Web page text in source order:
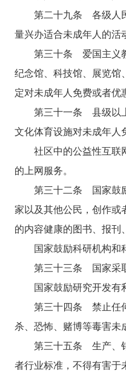
第二十九条 各级人民
量兴办适合未成年人的活
第三十条 爱国主义教
纪念馆、科技馆、展览馆
定对未成年人免费或者优
第三十一条 县级以上
文化体育设施对未成年人
社区中的公益性互联网
的上网服务。
第三十二条 国家鼓励
家以及其他公民，创作或
的内容健康的图书、报
国家鼓励科研机构和
第三十三条 国家采取
国家鼓励研究开发有利
第三十四条 禁止任何
杀、恐怖、赌博等毒害
第三十五条 生产、销
者行业标准，不得有害于